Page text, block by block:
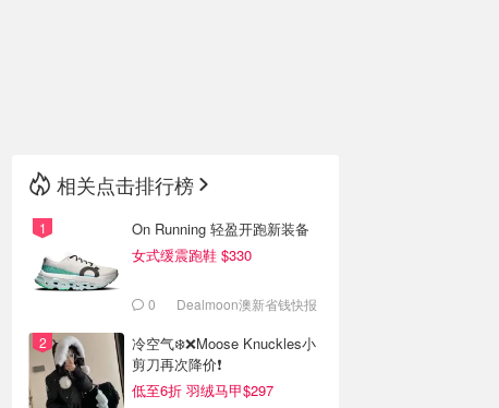
相关点击排行榜
On Running 轻盈开跑新装备
女式缓震跑鞋 $330
0 Dealmoon澳新省钱快报
冷空气❄️❌️Moose Knuckles小
剪刀再次降价❗️
低至6折 羽绒马甲$297